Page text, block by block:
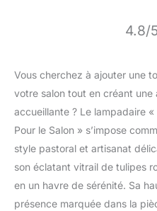
4.8/
Vous cherchez à ajouter une
votre salon tout en créant une
accueillante ? Le lampadaire
Pour le Salon » s’impose
style pastoral et artisanat
son éclatant vitrail de tulipes
en un havre de sérénité. Sa
présence marquée dans la